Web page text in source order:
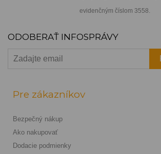
evidenčným číslom 3558.
ODOBERAŤ INFOSPRÁVY
Pre zákazníkov
Bezpečný nákup
Ako nakupovať
Dodacie podmienky